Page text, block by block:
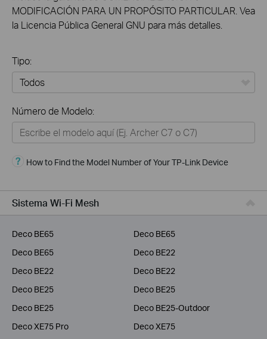
MODIFICACIÓN PARA UN PROPÓSITO PARTICULAR. Vea
la Licencia Pública General GNU para más detalles.
Tipo:
Hogar
Hogar Inteligente
Negocios
Service Provider
Número de Modelo:
How to Find the Model Number of Your TP-Link Device
Sistema Wi-Fi Mesh
Deco BE65
Deco BE65
Deco BE65
Deco BE22
Deco BE22
Deco BE22
Deco BE25
Deco BE25
Deco BE25
Deco BE25-Outdoor
Deco XE75 Pro
Deco XE75